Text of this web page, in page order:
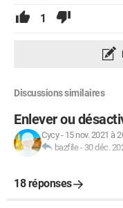
1
Discussions similaires
Enlever ou
Cycy- 15 nov. 2021 à
bazfile- 30 déc.
18 réponses